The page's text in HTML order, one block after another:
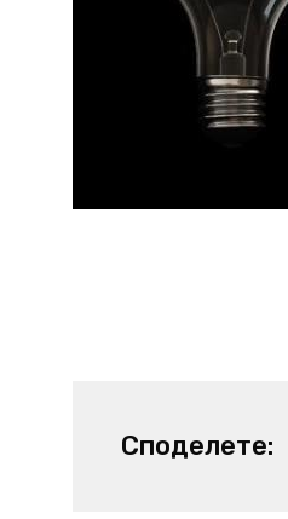
Споделете: